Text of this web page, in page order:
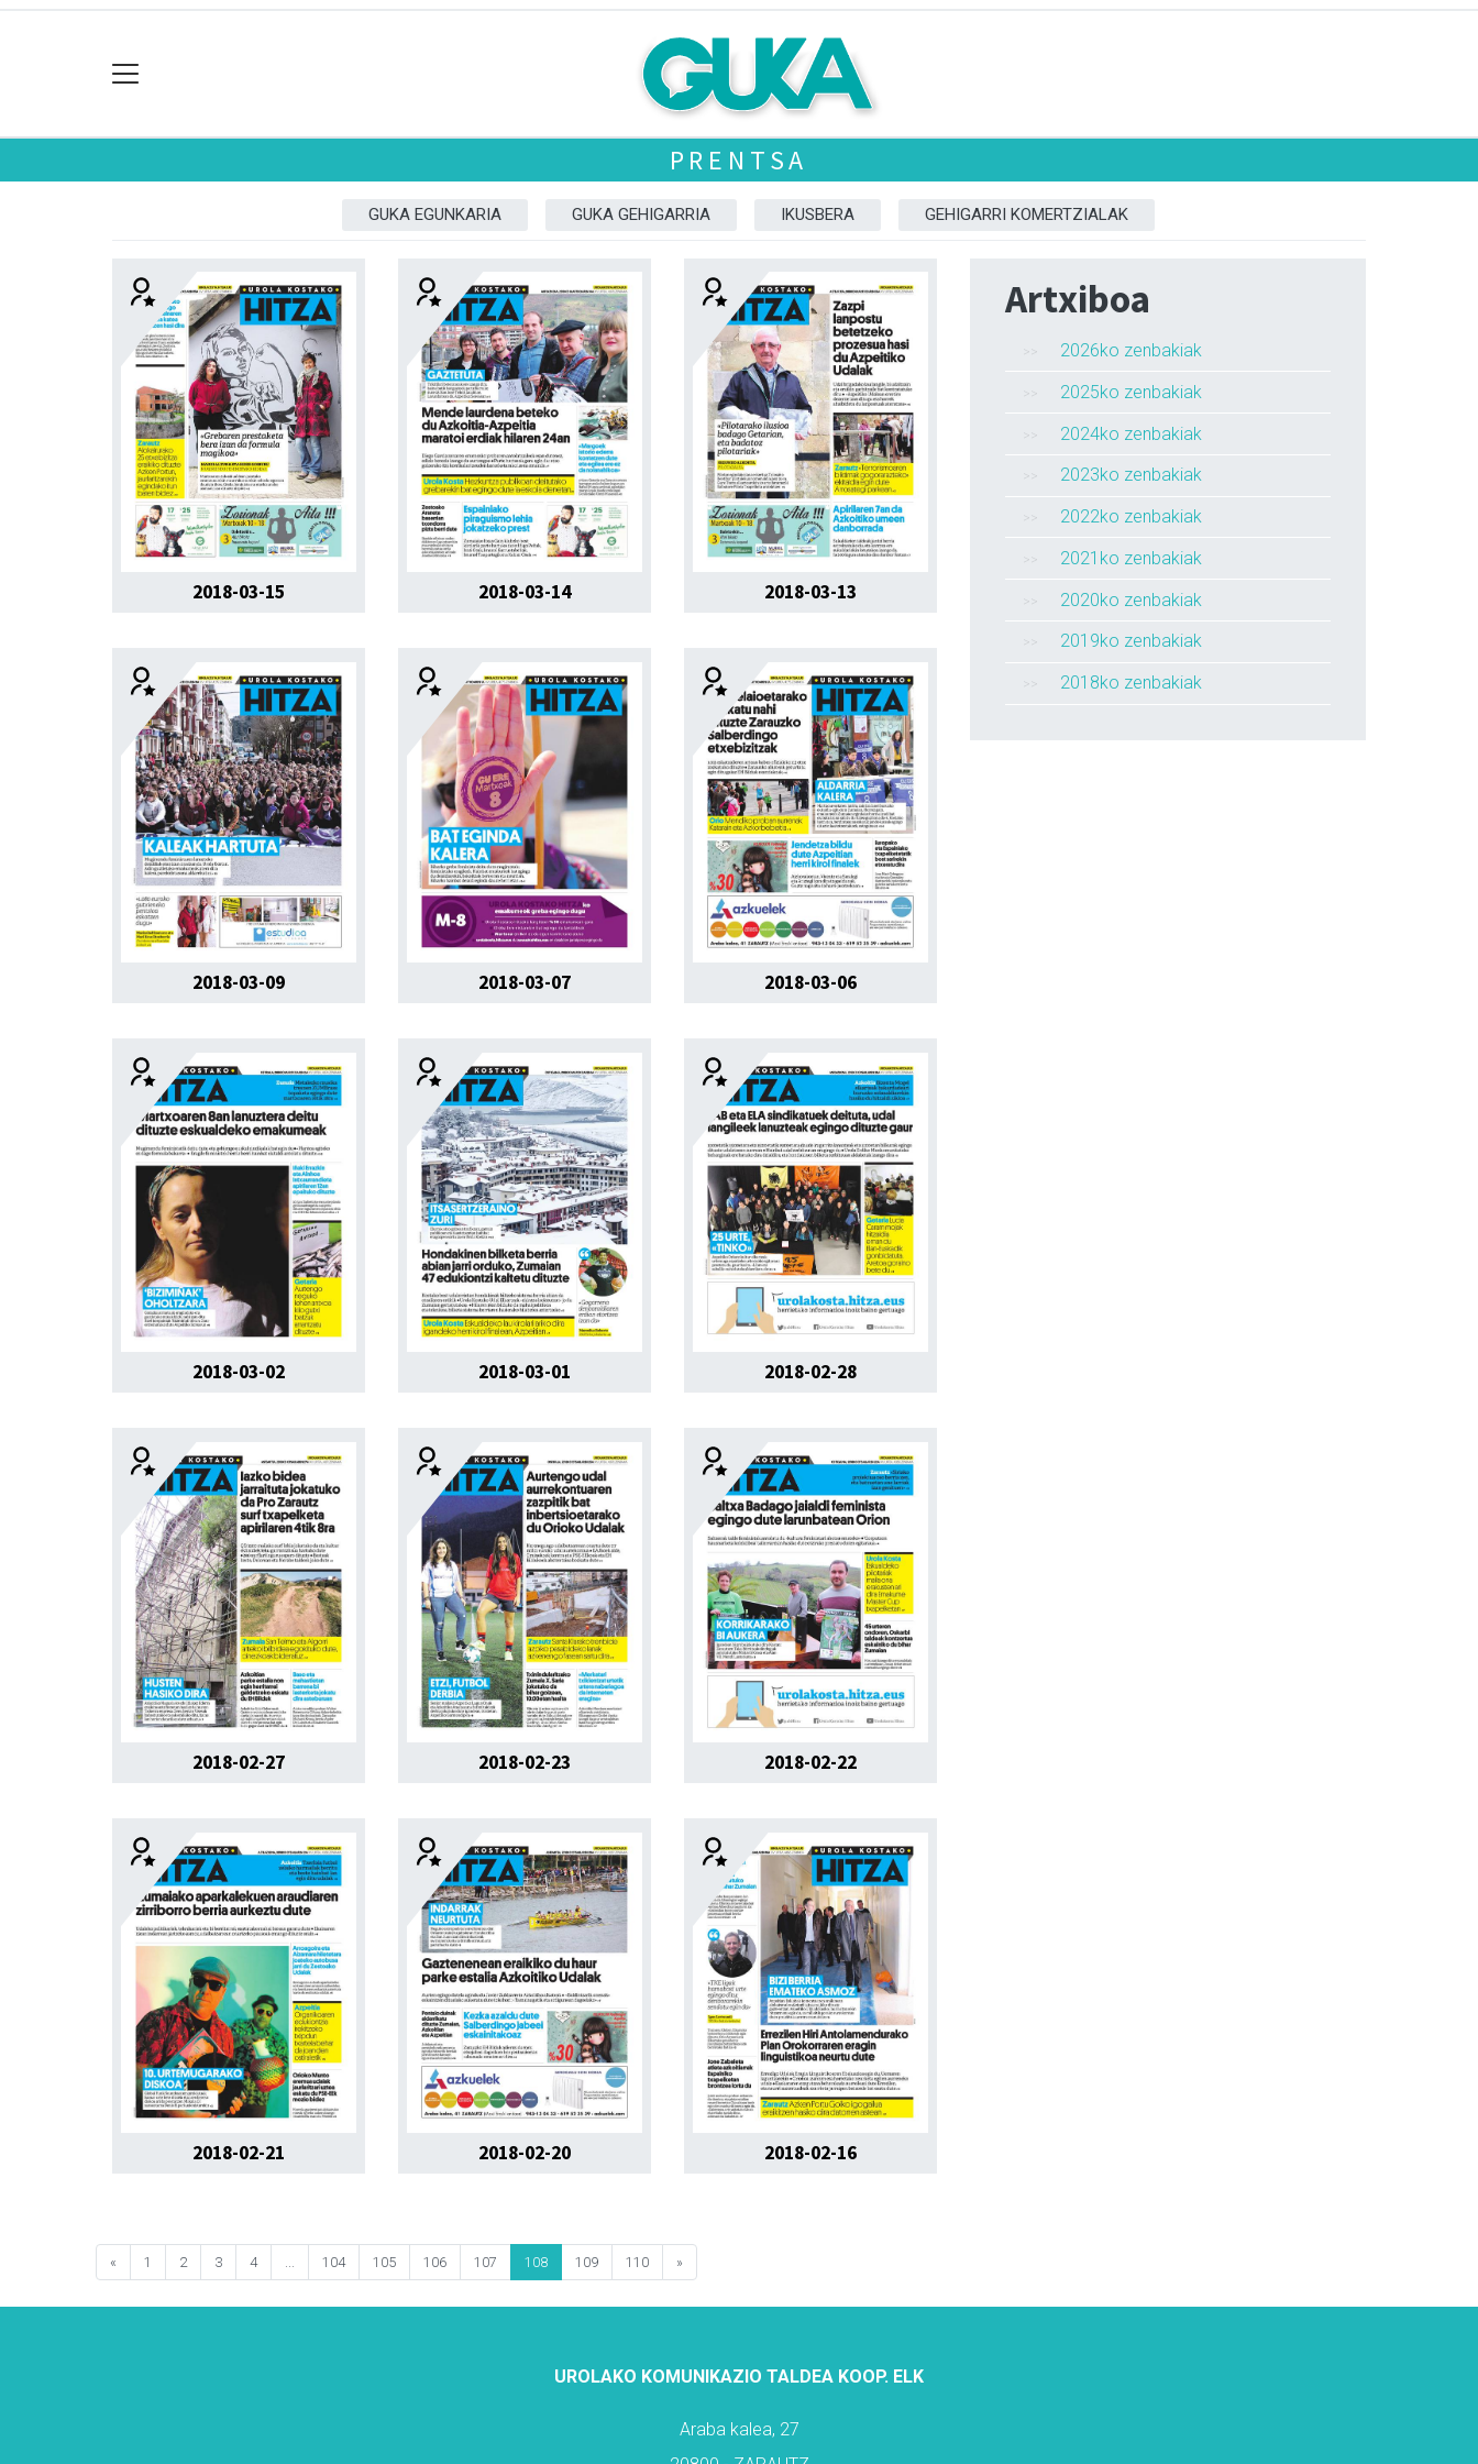
PRENTSA
GUKA EGUNKARIA GUKA GEHIGARRIA IKUSBERA GEHIGARRI KOMERTZIALAK
2018-03-15 2018-03-14 2018-03-13
2018-03-09 2018-03-07 2018-03-06
2018-03-02 2018-03-01 2018-02-28
2018-02-27 2018-02-23 2018-02-22
2018-02-21 2018-02-20 2018-02-16
« 1 2 3 4 104 105 106 107 108 109 110 »
Artxiboa
2026ko zenbakiak
2025ko zenbakiak
2024ko zenbakiak
2023ko zenbakiak
2022ko zenbakiak
2021ko zenbakiak
2020ko zenbakiak
2019ko zenbakiak
2018ko zenbakiak
UROLAKO KOMUNIKAZIO TALDEA KOOP. ELK
Araba kalea, 27